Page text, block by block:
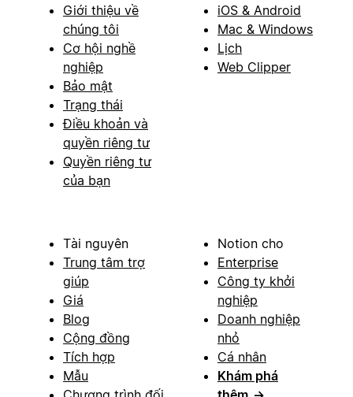
Giới thiệu về
chúng tôi
Cơ hội nghề
nghiệp
Bảo mật
Trạng thái
Điều khoản và
quyền riêng tư
Quyền riêng tư
của bạn
iOS & Android
Mac & Windows
Lịch
Web Clipper
Tài nguyên
Trung tâm trợ
giúp
Giá
Blog
Cộng đồng
Tích hợp
Mẫu
Notion cho
Enterprise
Công ty khởi
nghiệp
Doanh nghiệp
nhỏ
Cá nhân
Khám phá